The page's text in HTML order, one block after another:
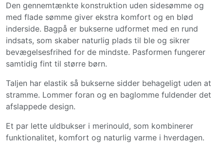
Den gennemtænkte konstruktion uden sidesømme og
med flade sømme giver ekstra komfort og en blød
inderside. Bagpå er bukserne udformet med en rund
indsats, som skaber naturlig plads til ble og sikrer
bevægelsesfrihed for de mindste. Pasformen fungerer
samtidig fint til større børn.
Taljen har elastik så bukserne sidder behageligt uden at
stramme. Lommer foran og en baglomme fuldender det
afslappede design.
Et par lette uldbukser i merinould, som kombinerer
funktionalitet, komfort og naturlig varme i hverdagen.